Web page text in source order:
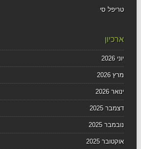
טריפל סי
ארכיון
יוני 2026
מרץ 2026
ינואר 2026
דצמבר 2025
נובמבר 2025
אוקטובר 2025